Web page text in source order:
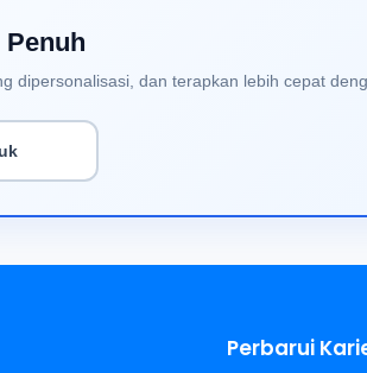
Penuh
dipersonalisasi, dan terapkan lebih cepat
Perbarui